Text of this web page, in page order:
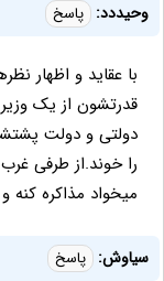
وحیددد: پاسخ
قدرتشون از یک
دولتی و دولت
را خوند.از طرفی
میخواد مذاکره کنه و این
سیاوش: پاسخ